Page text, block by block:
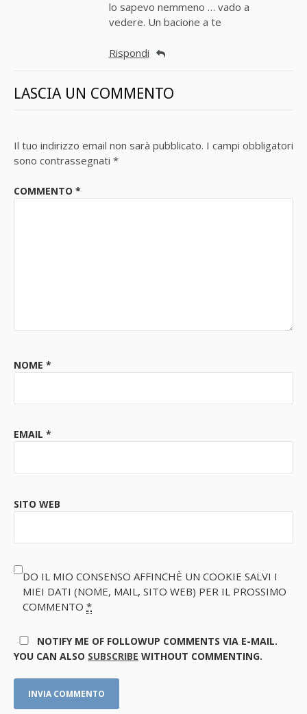
lo sapevo nemmeno … vado a
vedere. Un bacione a te
Rispondi
LASCIA UN COMMENTO
Il tuo indirizzo email non sarà pubblicato. I campi obbligatori
sono contrassegnati *
COMMENTO *
NOME *
EMAIL *
SITO WEB
DO IL MIO CONSENSO AFFINCHÈ UN COOKIE SALVI I
MIEI DATI (NOME, MAIL, SITO WEB) PER IL PROSSIMO
COMMENTO *
NOTIFY ME OF FOLLOWUP COMMENTS VIA E-MAIL.
YOU CAN ALSO SUBSCRIBE WITHOUT COMMENTING.